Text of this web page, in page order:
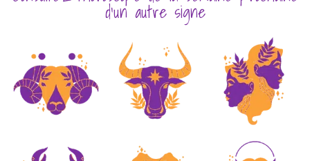
d'un autre signe